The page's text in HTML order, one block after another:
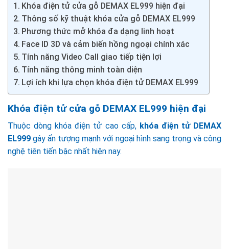
Khóa điện tử cửa gỗ DEMAX EL999 hiện đại
Thông số kỹ thuật khóa cửa gỗ DEMAX EL999
Phương thức mở khóa đa dạng linh hoạt
Face ID 3D và cảm biến hồng ngoại chính xác
Tính năng Video Call giao tiếp tiện lợi
Tính năng thông minh toàn diện
Lợi ích khi lựa chọn khóa điện tử DEMAX EL999
Khóa điện tử cửa gỗ DEMAX EL999 hiện đại
Thuộc dòng khóa điện tử cao cấp, khóa điện tử DEMAX
EL999 gây ấn tượng mạnh với ngoại hình sang trọng và công
nghệ tiên tiến bậc nhất hiện nay.